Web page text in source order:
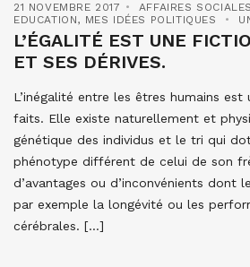
21 NOVEMBRE 2017 AFFAIRES SOCIALES
EDUCATION, MES IDÉES POLITIQUES
L’ÉGALITÉ EST UNE
ET SES DÉRIVES.
L’inégalité entre les êtres humains est
faits. Elle existe naturellement et
génétique des individus et le tri qui
phénotype différent de celui de son
d’avantages ou d’inconvénients dont
par exemple la longévité ou les
cérébrales. […]